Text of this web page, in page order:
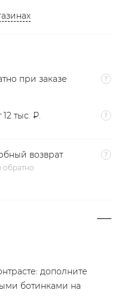
при заказе
тыс. ₽.
возврат
обратно
дополните
ботинками на